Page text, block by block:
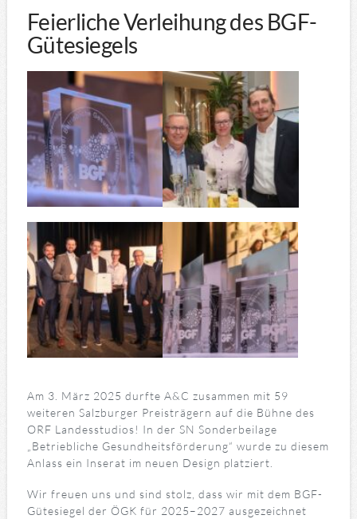
Feierliche Verleihung des BGF-
Gütesiegels
Am 3. März 2025 durfte A&C zusammen mit 59
weiteren Salzburger Preisträgern auf die Bühne des
ORF Landesstudios! In der SN Sonderbeilage
„Betriebliche Gesundheitsförderung“ wurde zu diesem
Anlass ein Inserat im neuen Design platziert.
Wir freuen uns und sind stolz, dass wir mit dem BGF-
Gütesiegel der ÖGK für 2025–2027 ausgezeichnet